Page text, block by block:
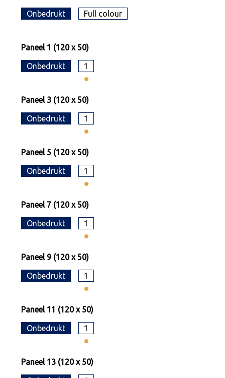
Onbedrukt Full colour
Paneel 1 (120 x 50)
Onbedrukt 1
Paneel 3 (120 x 50)
Onbedrukt 1
Paneel 5 (120 x 50)
Onbedrukt 1
Paneel 7 (120 x 50)
Onbedrukt 1
Paneel 9 (120 x 50)
Onbedrukt 1
Paneel 11 (120 x 50)
Onbedrukt 1
Paneel 13 (120 x 50)